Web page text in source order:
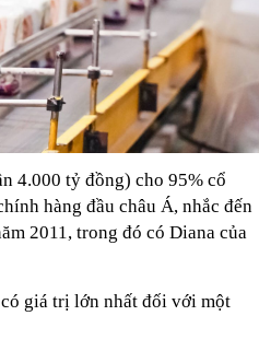
4.000 tỷ đồng) cho 95% cổ
hàng đầu châu Á, nhắc đến
2011, trong đó có Diana của
giá trị lớn nhất đối với một